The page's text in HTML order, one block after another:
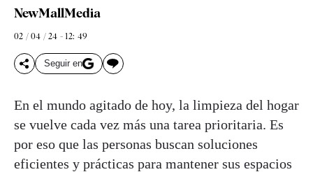
NewMallMedia
02 / 04 / 24 - 12: 49
Seguir en
En el mundo agitado de hoy, la limpieza del hogar
se vuelve cada vez más una tarea prioritaria. Es
por eso que las personas buscan soluciones
eficientes y prácticas para mantener sus espacios